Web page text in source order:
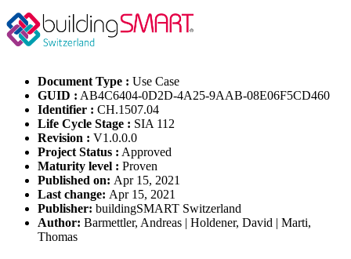
Document Type : Use Case
GUID : AB4C6404-0D2D-4A25-9AAB-08E06F5CD460
Identifier : CH.1507.04
Life Cycle Stage : SIA 112
Revision : V1.0.0.0
Project Status : Approved
Maturity level : Proven
Published on: Apr 15, 2021
Last change: Apr 15, 2021
Publisher: buildingSMART Switzerland
Author: Barmettler, Andreas | Holdener, David | Marti,
Thomas